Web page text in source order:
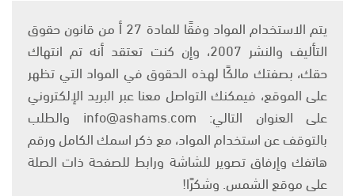
يتم الاستخدام المواد وفقًا للمادة 27 أ من قانون حقوق
التأليف والنشر 2007، وإن كنت تعتقد أنه تم انتهاك
حقك، بصفتك مالكًا لهذه الحقوق في المواد التي تظهر
على الموقع، فيمكنك التواصل معنا عبر البريد الإلكتروني
على العنوان التالي: info@ashams.com والطلب
بالتوقف عن استخدام المواد، مع ذكر اسمك الكامل ورقم
هاتفك وإرفاق تصوير للشاشة ورابط للصفحة ذات الصلة
على موقع الشمس. وشكرًا!